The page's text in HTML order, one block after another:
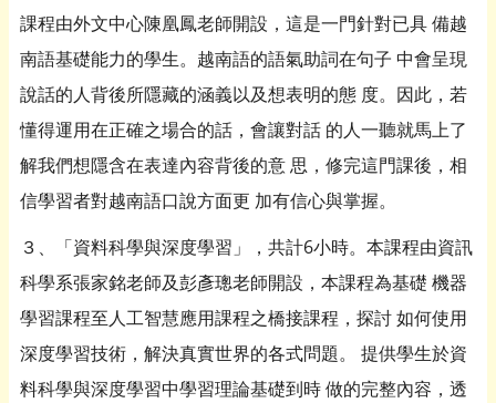
課程由外文中心陳凰鳳老師開設，這是一門針對已具 備越
南語基礎能力的學生。越南語的語氣助詞在句子 中會呈現
說話的人背後所隱藏的涵義以及想表明的態 度。因此，若
懂得運用在正確之場合的話，會讓對話 的人一聽就馬上了
解我們想隱含在表達內容背後的意 思，修完這門課後，相
信學習者對越南語口說方面更 加有信心與掌握。
３、「資料科學與深度學習」，共計6小時。本課程由資訊
科學系張家銘老師及彭彥璁老師開設，本課程為基礎 機器
學習課程至人工智慧應用課程之橋接課程，探討 如何使用
深度學習技術，解決真實世界的各式問題。 提供學生於資
料科學與深度學習中學習理論基礎到時 做的完整內容，透